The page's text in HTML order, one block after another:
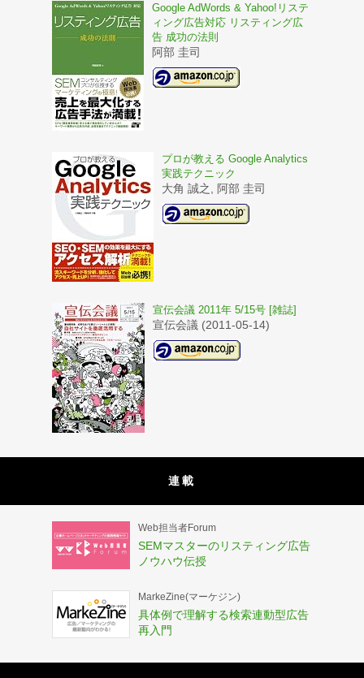
Google AdWords & Yahoo!リステ
ィング広告対応 リスティング広
告 成功の法則
阿部 圭司
プロが教える Google Analytics
実践テクニック
大角 誠之, 阿部 圭司
宣伝会議 2011年 5/15号 [雑誌]
宣伝会議 (2011-05-14)
連載
Web担当者Forum
SEMマスターのリスティング広告
ノウハウ伝授
MarkeZine(マーケジン)
具体例で理解する検索連動型広告
再入門